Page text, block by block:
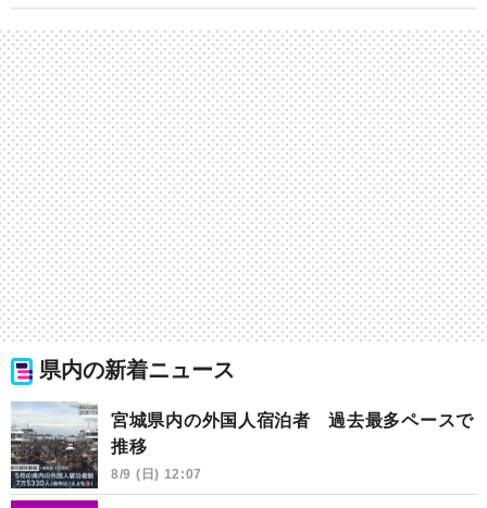
県内の新着ニュース
宮城県内の外国人宿泊者 過去最多ペースで
推移
8/9 (日) 12:07